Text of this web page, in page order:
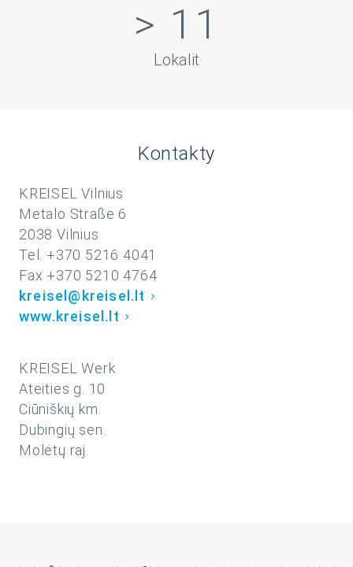
> 11
Lokalit
Kontakty
KREISEL Vilnius
Metalo Straße 6
2038 Vilnius
Tel. +370 5216 4041
Fax +370 5210 4764
kreisel@kreisel.lt
www.kreisel.lt
KREISEL Werk
Ateities g. 10
Ciūniškių km.
Dubingių sen.
Molėtų raj.